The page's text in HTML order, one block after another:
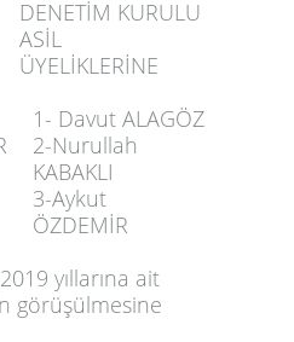
DENETİM KURULU
ASİL
ÜYELİKLERİNE
1- Davut ALAGÖZ
2-Nurullah
KABAKLI
3-Aykut
ÖZDEMİR
yıllarına ait
görüşülmesine